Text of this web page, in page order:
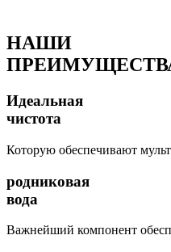
НАШИ
Идеальная
чистота
Которую обеспечивают
родниковая
вода
Важнейший компонент